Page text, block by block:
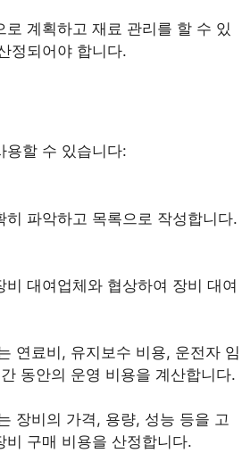
계획하고 재료 관리를 할 수 있
정되어야 합니다.
용할 수 있습니다:
파악하고 목록으로 작성합니다.
대여업체와 협상하여 장비 대여
연료비, 유지보수 비용, 운전자 임
동안의 운영 비용을 계산합니다.
장비의 가격, 용량, 성능 등을 고
구매 비용을 산정합니다.